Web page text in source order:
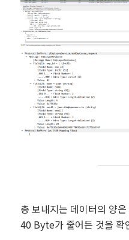
총 보내지는 데이터의 양은
40 Byte가 줄어든 것을 확